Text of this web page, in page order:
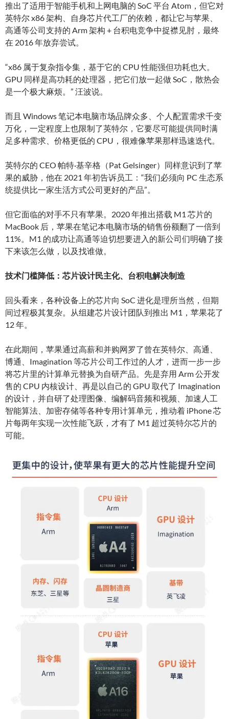
推出了适用于智能手机和上网电脑的 SoC 平台 Atom，但它对
英特尔 x86 架构、自身芯片代工厂的依赖，都让它与苹果、
高通等公司支持的 Arm 架构 + 台积电竞争中捉襟见肘，最终
在 2016 年放弃尝试。
“x86 属于复杂指令集，基于它的 CPU 性能强但功耗也大。
GPU 同样是高功耗的处理器，把它们放一起做 SoC，散热会
是一个极大麻烦。” 汪波说。
而且 Windows 笔记本电脑市场品牌众多、个人配置需求千变
万化，一定程度上也限制了英特尔，它要尽可能提供同时满
足多种需求、价格更低的 CPU，很难像苹果那样迅速迭代。
英特尔的 CEO 帕特·基辛格（Pat Gelsinger）同样意识到了苹
果的威胁，他在 2021 年初告诉员工：“我们必须向 PC 生态系
统提供比一家生活方式公司更好的产品”。
但它面临的对手不只有苹果。2020 年推出搭载 M1 芯片的
MacBook 后，苹果在笔记本电脑市场的销售份额翻了一倍到
11%。M1 的成功让高通等迫切想要进入的新公司们明确了接
下来该怎么做，以及找谁做。
技术门槛降低：芯片设计民主化、台积电解决制造
回头看来，各种设备上的芯片向 SoC 进化是理所当然，但期
间过程极其复杂。从组建芯片设计团队到推出 M1，苹果花了
12 年。
在此期间，苹果通过高薪和并购网罗了曾在英特尔、高通、
博通、Imagination 等芯片公司工作过的人才，进而一步一步
将芯片里的计算单元替换为自研产品。先是弃用 Arm 公开发
售的 CPU 内核设计、再是以自己的 GPU 取代了 Imagination
的设计，并自研了处理图像、编解码音频和视频、加速人工
智能算法、加密存储等各种专用计算单元，推动着 iPhone 芯
片每两年实现一次性能飞跃，才有了 M1 超过英特尔芯片的
可能。